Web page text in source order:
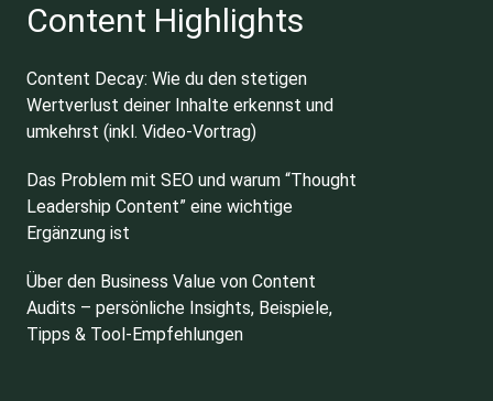
Content Highlights
Content Decay: Wie du den stetigen
Wertverlust deiner Inhalte erkennst und
umkehrst (inkl. Video-Vortrag)
Das Problem mit SEO und warum “Thought
Leadership Content” eine wichtige
Ergänzung ist
Über den Business Value von Content
Audits – persönliche Insights, Beispiele,
Tipps & Tool-Empfehlungen